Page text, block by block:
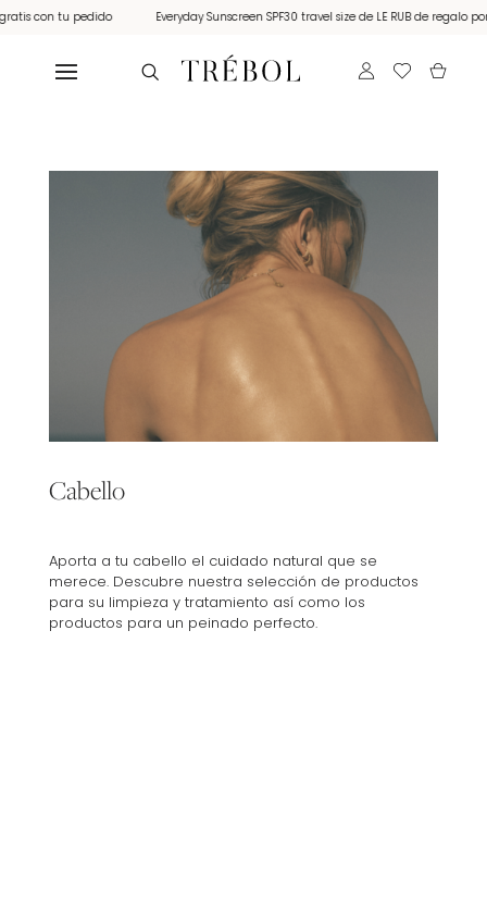
con tu pedido Everyday Sunscreen SPF30 travel size de LE RUB de regalo por
Cabello
Aporta a tu cabello el cuidado natural que se
merece. Descubre nuestra selección de productos
para su limpieza y tratamiento así como los
productos para un peinado perfecto.